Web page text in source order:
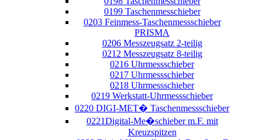
0199 Taschenmesschieber
0203 Feinmess-Taschenmessschieber
PRISMA
0206 Messzeugsatz 2-teilig
0212 Messzeugsatz 8-teilig
0216 Uhrmessschieber
0217 Uhrmessschieber
0218 Uhrmessschieber
0219 Werkstatt-Uhrmessschieber
0220 DIGI-MET� Taschenmessschieber
0221Digital-Me�schieber m.F. mit
Kreuzspitzen